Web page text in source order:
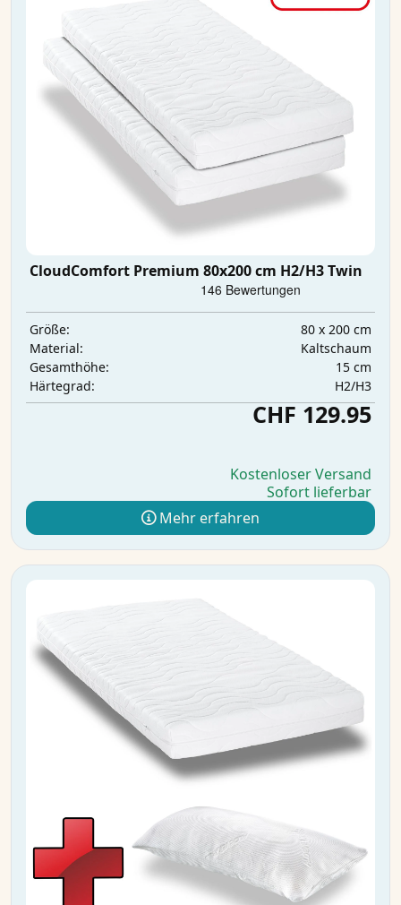
CloudComfort Premium 80x200 cm H2/H3 Twin
Größe:
80 x 200 cm
Material:
Kaltschaum
Gesamthöhe:
15 cm
Härtegrad:
H2/H3
CHF 129.95
Kostenloser Versand
Sofort lieferbar
Mehr erfahren